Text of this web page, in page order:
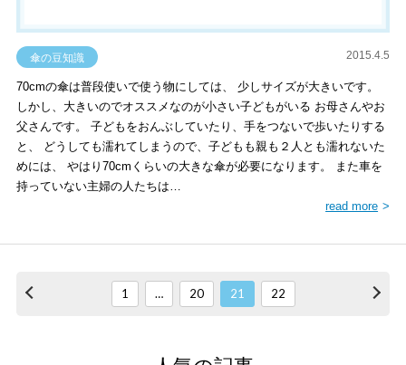
傘の豆知識 2015.4.5
70cmの傘は普段使いで使う物にしては、 少しサイズが大きいです。
しかし、大きいのでオススメなのが小さい子どもがいる お母さんやお
父さんです。 子どもをおんぶしていたり、手をつないで歩いたりする
と、 どうしても濡れてしまうので、子どもも親も２人とも濡れないた
めには、 やはり70cmくらいの大きな傘が必要になります。 また車を
持っていない主婦の人たちは…
read more
1 … 20 21 22